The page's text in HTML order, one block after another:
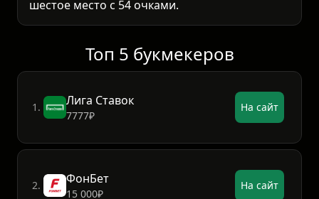
шестое место с 54 очками.
Топ 5 букмекеров
1. Лига Ставок
7777₽
На сайт
2. ФонБет
15 000₽
На сайт